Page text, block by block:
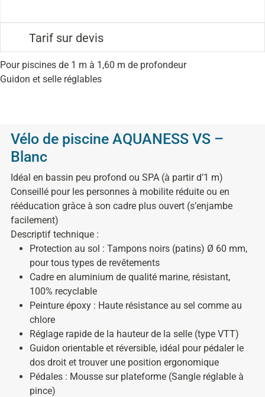
Tarif sur devis
Pour piscines de 1 m à 1,60 m de profondeur
Guidon et selle réglables
Vélo de piscine AQUANESS VS –
Blanc
Idéal en bassin peu profond ou SPA (à partir d’1 m)
Conseillé pour les personnes à mobilite réduite ou en
rééducation grâce à son cadre plus ouvert (s’enjambe
facilement)
Descriptif technique :
Protection au sol : Tampons noirs (patins) Ø 60 mm,
pour tous types de revêtements
Cadre en aluminium de qualité marine, résistant,
100% recyclable
Peinture époxy : Haute résistance au sel comme au
chlore
Réglage rapide de la hauteur de la selle (type VTT)
Guidon orientable et réversible, idéal pour pédaler le
dos droit et trouver une position ergonomique
Pédales : Mousse sur plateforme (Sangle réglable à
pince)